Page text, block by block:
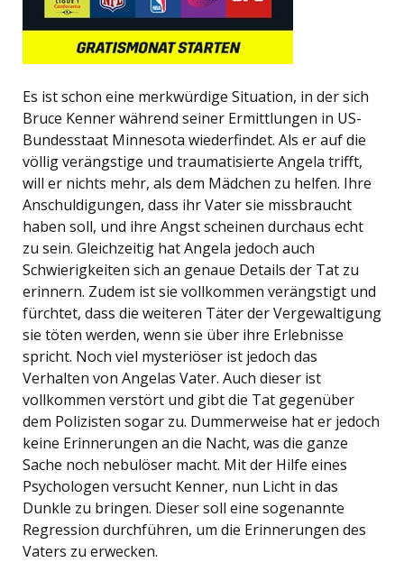
Es ist schon eine merkwürdige Situation, in der sich
Bruce Kenner während seiner Ermittlungen in US-
Bundesstaat Minnesota wiederfindet. Als er auf die
völlig verängstige und traumatisierte Angela trifft,
will er nichts mehr, als dem Mädchen zu helfen. Ihre
Anschuldigungen, dass ihr Vater sie missbraucht
haben soll, und ihre Angst scheinen durchaus echt
zu sein. Gleichzeitig hat Angela jedoch auch
Schwierigkeiten sich an genaue Details der Tat zu
erinnern. Zudem ist sie vollkommen verängstigt und
fürchtet, dass die weiteren Täter der Vergewaltigung
sie töten werden, wenn sie über ihre Erlebnisse
spricht. Noch viel mysteriöser ist jedoch das
Verhalten von Angelas Vater. Auch dieser ist
vollkommen verstört und gibt die Tat gegenüber
dem Polizisten sogar zu. Dummerweise hat er jedoch
keine Erinnerungen an die Nacht, was die ganze
Sache noch nebulöser macht. Mit der Hilfe eines
Psychologen versucht Kenner, nun Licht in das
Dunkle zu bringen. Dieser soll eine sogenannte
Regression durchführen, um die Erinnerungen des
Vaters zu erwecken.